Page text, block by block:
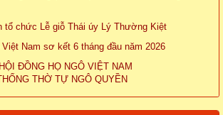
tổ chức Lễ giỗ Thái úy Lý Thường Kiệt
Việt Nam sơ kết 6 tháng đầu năm 2026
ĐỒNG HỌ NGÔ VIỆT NAM
THỜ TỰ NGÔ QUYỀN